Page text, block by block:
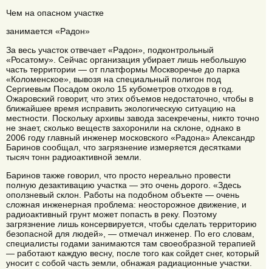
Чем на опасном участке
занимается «Радон»
За весь участок отвечает «Радон», подконтрольный
«Росатому». Сейчас организация убирает лишь небольшую
часть территории — от платформы Москворечье до парка
«Коломенское», вывозя на специальный полигон под
Сергиевым Посадом около 15 кубометров отходов в год.
Ожаровский говорит, что этих объемов недостаточно, чтобы в
ближайшее время исправить экологическую ситуацию на
местности. Поскольку архивы завода засекречены, никто точно
не знает, сколько веществ захоронили на склоне, однако в
2006 году главный инженер московского «Радона» Александр
Баринов сообщал, что загрязнение измеряется десятками
тысяч тонн радиоактивной земли.
Баринов также говорил, что просто нереально провести
полную дезактивацию участка — это очень дорого. «Здесь
оползневый склон. Работы на подобном объекте — очень
сложная инженерная проблема: неосторожное движение, и
радиоактивный грунт может попасть в реку. Поэтому
загрязнение лишь консервируется, чтобы сделать территорию
безопасной для людей», — отмечал инженер. По его словам,
специалисты годами занимаются там своеобразной терапией
— работают каждую весну, после того как сойдет снег, который
уносит с собой часть земли, обнажая радиационные участки.